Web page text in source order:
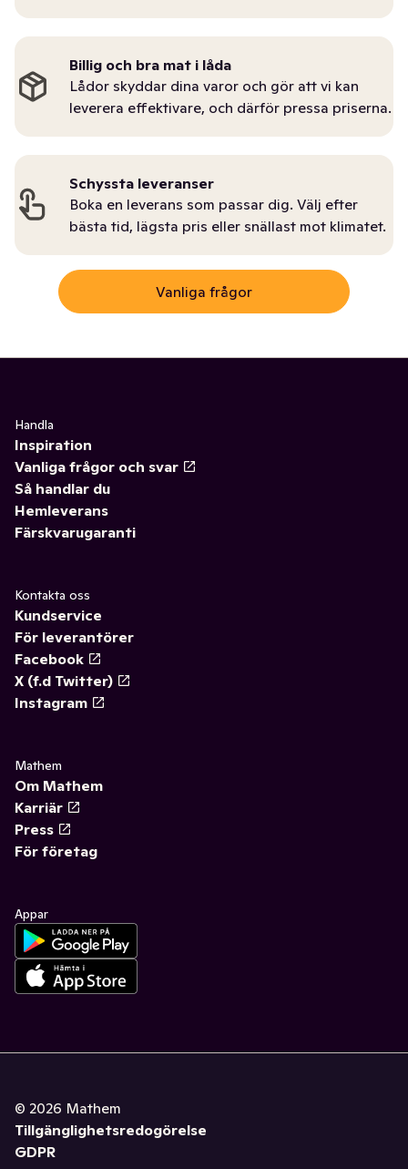
Billig och bra mat i låda
Lådor skyddar dina varor och gör att vi kan
leverera effektivare, och därför pressa priserna.
Schyssta leveranser
Boka en leverans som passar dig. Välj efter
bästa tid, lägsta pris eller snällast mot klimatet.
Vanliga frågor
Handla
Inspiration
Vanliga frågor och svar
Så handlar du
Hemleverans
Färskvarugaranti
Kontakta oss
Kundservice
För leverantörer
Facebook
X (f.d Twitter)
Instagram
Mathem
Om Mathem
Karriär
Press
För företag
Appar
© 2026 Mathem
Tillgänglighetsredogörelse
GDPR